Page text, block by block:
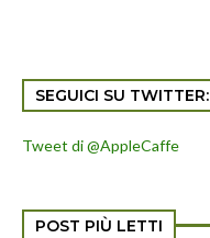
SEGUICI SU TWITTER:
Tweet di @AppleCaffe
POST PIÙ LETTI